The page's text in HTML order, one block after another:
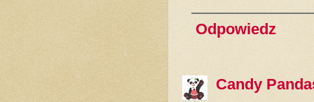
Odpowiedz
Candy